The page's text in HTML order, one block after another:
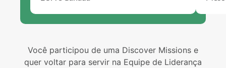
Você participou de uma Discover Missions e
quer voltar para servir na Equipe de Liderança